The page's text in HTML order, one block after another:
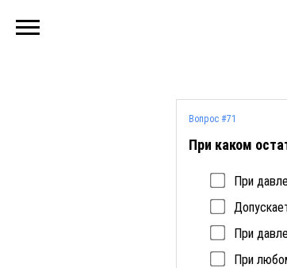
Вопрос #71
При каком
При
При
При